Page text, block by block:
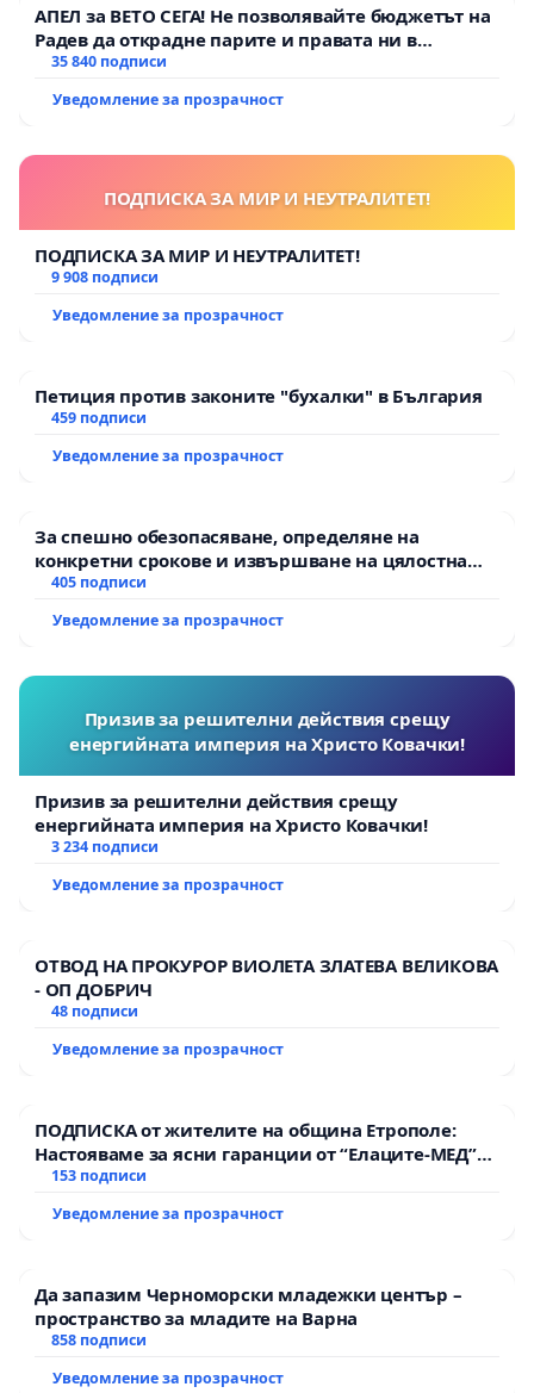
АПЕЛ за ВЕТО СЕГА! Не позволявайте бюджетът на
Радев да открадне парите и правата ни в
тъмното
35 840 подписи
Уведомление за прозрачност
ПОДПИСКА ЗА МИР И НЕУТРАЛИТЕТ!
ПОДПИСКА ЗА МИР И НЕУТРАЛИТЕТ!
9 908 подписи
Уведомление за прозрачност
Петиция против законите "бухалки" в България
459 подписи
Уведомление за прозрачност
За спешно обезопасяване, определяне на
конкретни срокове и извършване на цялостна
рехабилитация на републиканския път между
Мирово - к.к. Момин проход
405 подписи
Уведомление за прозрачност
Призив за решителни действия срещу
енергийната империя на Христо Ковачки!
Призив за решителни действия срещу
енергийната империя на Христо Ковачки!
3 234 подписи
Уведомление за прозрачност
ОТВОД НА ПРОКУРОР ВИОЛЕТА ЗЛАТЕВА ВЕЛИКОВА
- ОП ДОБРИЧ
48 подписи
Уведомление за прозрачност
ПОДПИСКА от жителите на община Етрополе:
Настояваме за ясни гаранции от “Елаците-МЕД”
АД и от държавата, че ще се изпълнят всички
153 подписи
Уведомление за прозрачност
Да запазим Черноморски младежки център –
пространство за младите на Варна
858 подписи
Уведомление за прозрачност